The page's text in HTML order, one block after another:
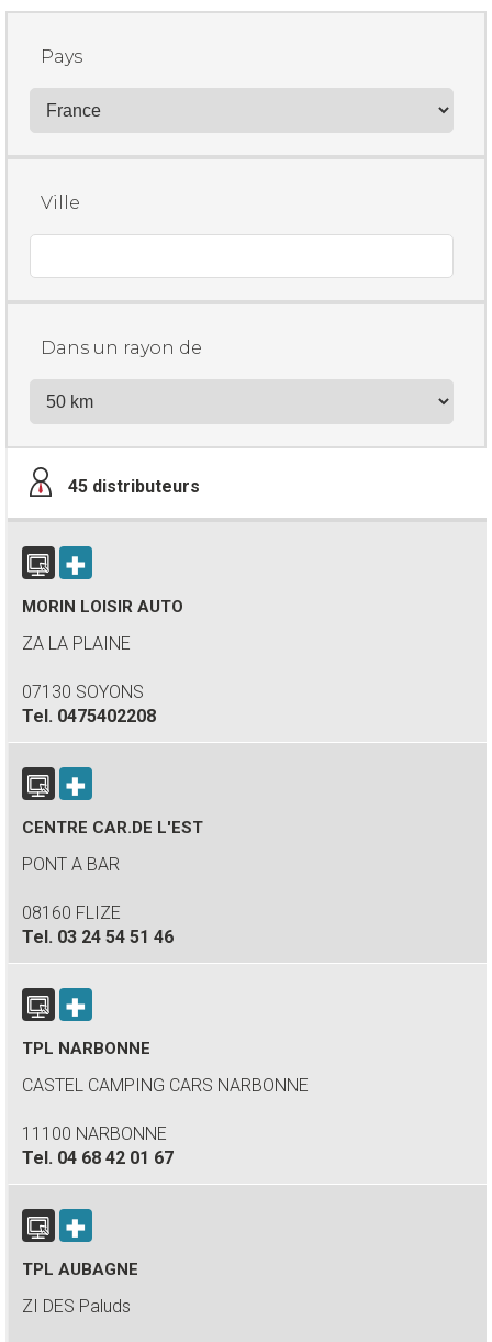
Pays
Ville
Dans un rayon de
45 distributeurs
MORIN LOISIR AUTO
ZA LA PLAINE
07130 SOYONS
Tel. 0475402208
CENTRE CAR.DE L'EST
PONT A BAR
08160 FLIZE
Tel. 03 24 54 51 46
TPL NARBONNE
CASTEL CAMPING CARS NARBONNE
11100 NARBONNE
Tel. 04 68 42 01 67
TPL AUBAGNE
ZI DES Paluds